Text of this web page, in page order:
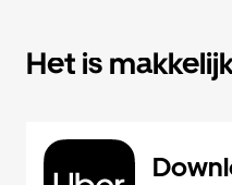
Het is